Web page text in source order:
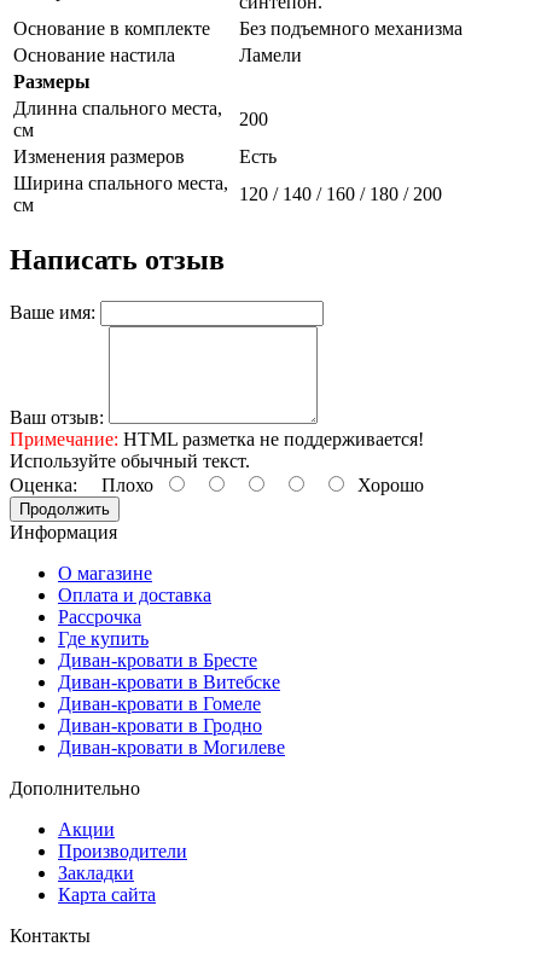
Основание в комплекте
Без подъемного механизма
Основание настила
Ламели
Размеры
Длинна спального места,
см
200
Изменения размеров
Есть
Ширина спального места,
см
120 / 140 / 160 / 180 / 200
Написать отзыв
Ваше имя:
Ваш отзыв:
Примечание: HTML разметка не поддерживается!
Используйте обычный текст.
Оценка: Плохо Хорошо
Продолжить
Информация
О магазине
Оплата и доставка
Рассрочка
Где купить
Диван-кровати в Бресте
Диван-кровати в Витебске
Диван-кровати в Гомеле
Диван-кровати в Гродно
Диван-кровати в Могилеве
Дополнительно
Акции
Производители
Закладки
Карта сайта
Контакты